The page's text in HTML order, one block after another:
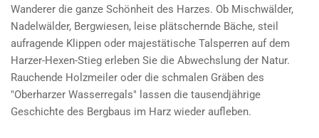
Wanderer die ganze Schönheit des Harzes. Ob Mischwälder,
Nadelwälder, Bergwiesen, leise plätschernde Bäche, steil
aufragende Klippen oder majestätische Talsperren auf dem
Harzer-Hexen-Stieg erleben Sie die Abwechslung der Natur.
Rauchende Holzmeiler oder die schmalen Gräben des
"Oberharzer Wasserregals" lassen die tausendjährige
Geschichte des Bergbaus im Harz wieder aufleben.